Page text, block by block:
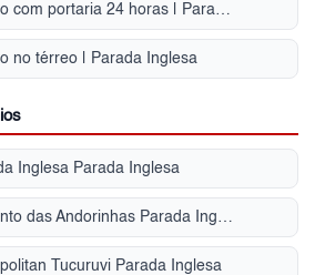
Alugar Apartamento com portaria 24 horas | Parada Inglesa
no térreo | Parada Inglesa
Inglesa Parada Inglesa
Condomínio Conjunto das Andorinhas Parada Inglesa
Tucuruvi Parada Inglesa